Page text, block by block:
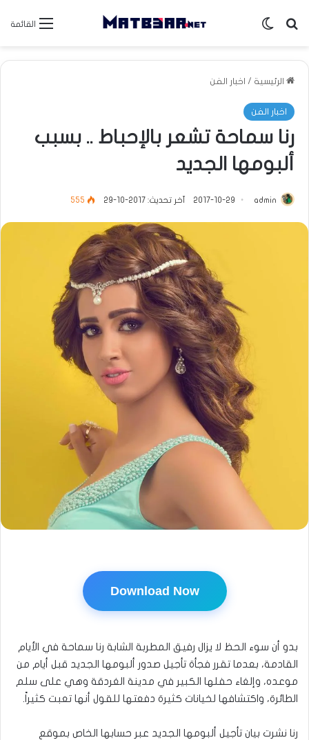
القائمة بحث عنالوضع المظلم
الرئيسية / اخبار الفن
اخبار الفن
رنا سماحة تشعر بالإحباط .. بسبب
ألبومها الجديد
admin
2017-10-29 آخر تحديث: 2017-10-29 555
Download Now
بدو أن سوء الحظ لا يزال رفيق المطربة الشابة رنا سماحة في الأيام
القادمة، بعدما تقرر فجأة تأجيل صدور ألبومها الجديد قبل أيام من
موعده، وإلغاء حفلها الكبير في مدينة الغردقة وهي على سلم
الطائرة، واكتشافها لخيانات كثيرة دفعتها للقول أنها تعبت كثيراً.
رنا نشرت بيان تأجيل ألبومها الجديد عبر حسابها الخاص بموقع